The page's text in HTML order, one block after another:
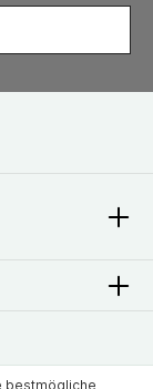
bestmögliche